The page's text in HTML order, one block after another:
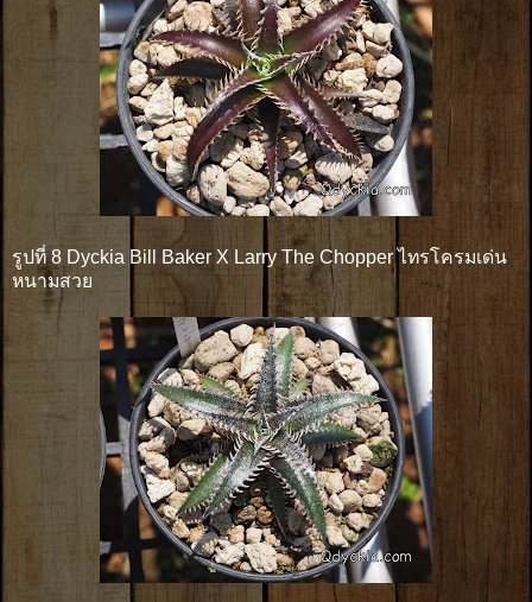
รูปที่ 8 Dyckia Bill Baker X Larry The Chopper ไทรโครมเด่น
หนามสวย